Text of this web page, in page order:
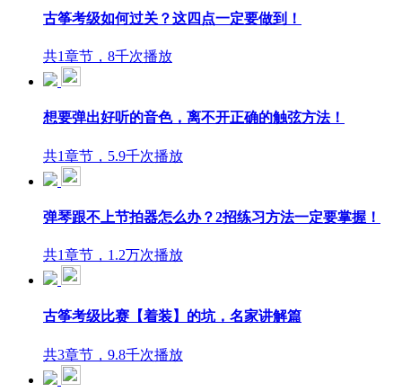
古筝考级如何过关？这四点一定要做到！
共1章节，8千次播放
想要弹出好听的音色，离不开正确的触弦方法！
共1章节，5.9千次播放
弹琴跟不上节拍器怎么办？2招练习方法一定要掌握！
共1章节，1.2万次播放
古筝考级比赛【着装】的坑，名家讲解篇
共3章节，9.8千次播放